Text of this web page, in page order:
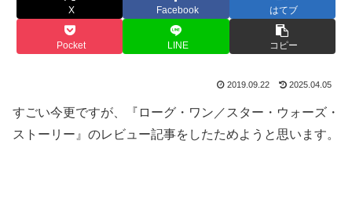
X Facebook はてブ
Pocket LINE コピー
2019.09.22 2025.04.05
すごい今更ですが、『ローグ・ワン／スター・ウォーズ・
ストーリー』のレビュー記事をしたためようと思います。